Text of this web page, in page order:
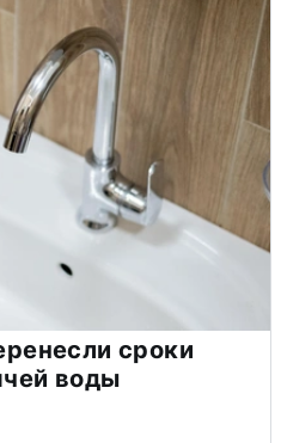
сроки
воды